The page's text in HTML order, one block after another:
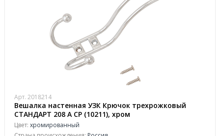
Арт. 2018214
Вешалка настенная УЗК Крючок трехрожковый
СТАНДАРТ 208 A CP (10211), хром
Цвет: хромированный